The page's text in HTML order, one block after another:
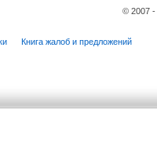
© 2007
Книга жалоб и предложений